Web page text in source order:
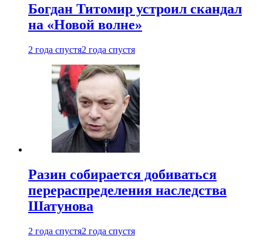
Богдан Титомир устроил скандал
на «Новой волне»
2 года спустя2 года спустя
Разин собирается добиваться
перераспределения наследства
Шатунова
2 года спустя2 года спустя